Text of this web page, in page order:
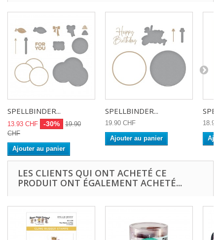
SPELLBINDER...
13.93 CHF -30%
19.90
CHF
Ajouter au panier
SPELLBINDER...
19.90 CHF
Ajouter au panier
18.90
LES CLIENTS QUI ONT ACHETÉ CE
PRODUIT ONT ÉGALEMENT ACHETÉ...